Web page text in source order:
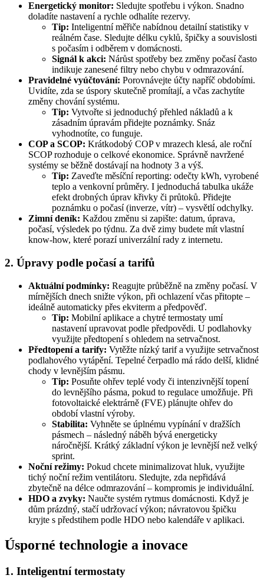
Energetický monitor: Sledujte spotřebu i výkon. Snadno
doladíte nastavení a rychle odhalíte rezervy.
Tip: Inteligentní měřiče nabídnou detailní statistiky v
reálném čase. Sledujte délku cyklů, špičky a souvislosti
s počasím i odběrem v domácnosti.
Signál k akci: Nárůst spotřeby bez změny počasí často
indikuje zanesené filtry nebo chybu v odmrazování.
Pravidelné vyúčtování: Porovnávejte účty napříč obdobími.
Uvidíte, zda se úspory skutečně promítají, a včas zachytíte
změny chování systému.
Tip: Vytvořte si jednoduchý přehled nákladů a k
zásadním úpravám přidejte poznámky. Snáz
vyhodnotíte, co funguje.
COP a SCOP: Krátkodobý COP v mrazech klesá, ale roční
SCOP rozhoduje o celkové ekonomice. Správně navržené
systémy se běžně dostávají na hodnoty 3 a výš.
Tip: Zaveďte měsíční reporting: odečty kWh, vyrobené
teplo a venkovní průměry. I jednoduchá tabulka ukáže
efekt drobných úprav křivky či průtoků. Přidejte
poznámku o počasí (inverze, vítr) – vysvětlí odchylky.
Zimní deník: Každou změnu si zapište: datum, úprava,
počasí, výsledek po týdnu. Za dvě zimy budete mít vlastní
know‑how, které porazí univerzální rady z internetu.
2. Úpravy podle počasí a tarifů
Aktuální podmínky: Reagujte průběžně na změny počasí. V
mírnějších dnech snižte výkon, při ochlazení včas přitopte –
ideálně automaticky přes ekviterm a předpověď.
Tip: Mobilní aplikace a chytré termostaty umí
nastavení upravovat podle předpovědi. U podlahovky
využijte předtopení s ohledem na setrvačnost.
Předtopení a tarify: Vytěžte nízký tarif a využijte setrvačnost
podlahového vytápění. Tepelné čerpadlo má rádo delší, klidné
chody v levnějším pásmu.
Tip: Posuňte ohřev teplé vody či intenzivnější topení
do levnějšího pásma, pokud to regulace umožňuje. Při
fotovoltaické elektrárně (FVE) plánujte ohřev do
období vlastní výroby.
Stabilita: Vyhněte se úplnému vypínání v dražších
pásmech – následný náběh bývá energeticky
náročnější. Krátký základní výkon je levnější než velký
sprint.
Noční režimy: Pokud chcete minimalizovat hluk, využijte
tichý noční režim ventilátoru. Sledujte, zda nepřidává
zbytečně na délce odmrazování – kompromis je individuální.
HDO a zvyky: Naučte systém rytmus domácnosti. Když je
dům prázdný, stačí udržovací výkon; návratovou špičku
kryjte s předstihem podle HDO nebo kalendáře v aplikaci.
Úsporné technologie a inovace
1. Inteligentní termostaty